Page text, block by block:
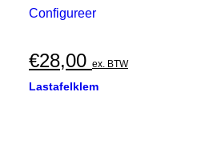
Configureer
€28,00 ex. BTW
Lastafelklem